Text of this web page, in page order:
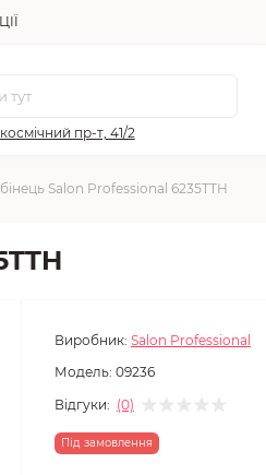
пр-т, 41/2
Salon Professional 6235TTH
Виробник: Salon Professional
Модель: 09236
Відгуки: (0)
Під замовлення